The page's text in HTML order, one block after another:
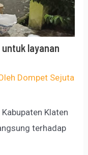
untuk layanan
Dompet Sejuta
Klaten
terhadap